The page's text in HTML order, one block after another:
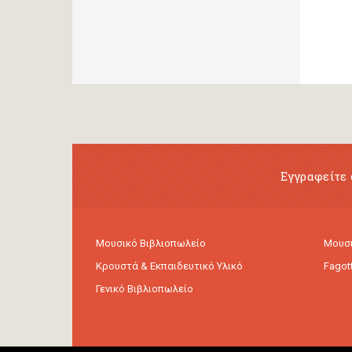
Μουσικό Βιβλιοπωλείο
Κρουστά & Εκπαιδευτικό Υλικό
Γενικό Βιβλιοπωλείο